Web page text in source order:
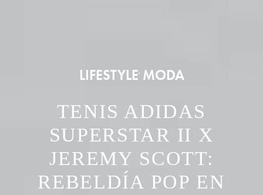
LIFESTYLE, MODA
TENIS ADIDAS
SUPERSTAR II X
JEREMY SCOTT:
REBELDÍA POP EN